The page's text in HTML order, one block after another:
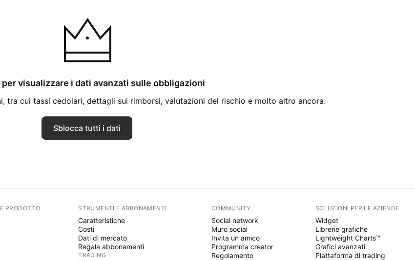
visualizzare i dati avanzati sulle obbligazioni
tra cui tassi cedolari, dettagli sui rimborsi, valutazioni del rischio e molto altro ancora.
Sblocca tutti i dati
PRODOTTO STRUMENTI E ABBONAMENTI
Caratteristiche
Costi
Dati di mercato
Regala abbonamenti
TRADING
COMMUNITY
Social network
Muro social
Invita un amico
Programma creator
Regolamento
SOLUZIONI PER LE AZIENDE
Widget
Librerie grafiche
Lightweight Charts™
Grafici avanzati
Piattaforma di trading